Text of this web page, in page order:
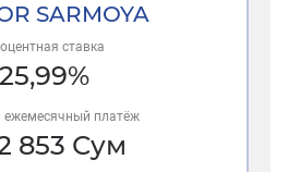
SARMOYA
ставка
25,99%
ежемесячный платёж
853 Сум